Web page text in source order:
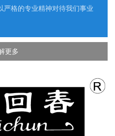
严格的专业精神对待我们事业
更多